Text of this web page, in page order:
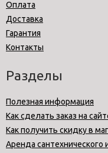
Оплата
Доставка
Гарантия
Контакты
Разделы
Полезная информация
Как сделать заказ на
Как получить скидку в
Аренда сантехнического